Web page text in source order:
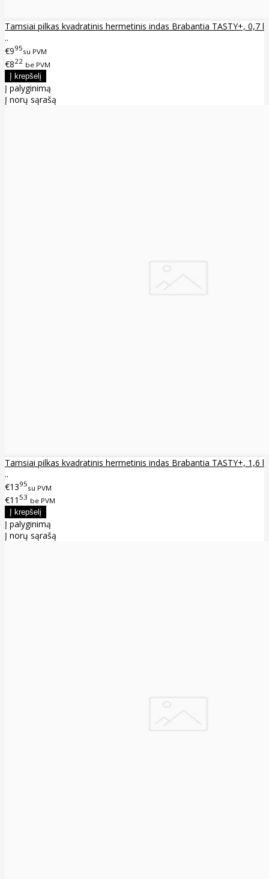
Tamsiai pilkas kvadratinis hermetinis indas Brabantia TASTY+, 0,7 l
..
€995su PVM
€822 be PVM
Į palyginimą
Į norų sąrašą
Tamsiai pilkas kvadratinis hermetinis indas Brabantia TASTY+, 1,6 l
..
€1395su PVM
€11 53 be PVM
Į palyginimą
Į norų sąrašą